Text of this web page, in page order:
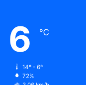
6 ℃
14º - 6º
72%